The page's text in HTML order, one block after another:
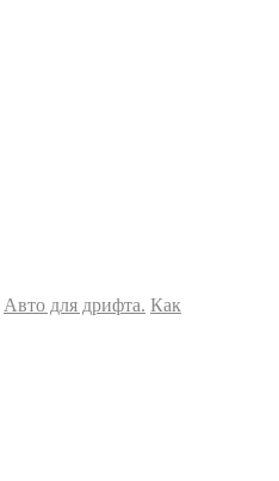
Авто для дрифта. Как